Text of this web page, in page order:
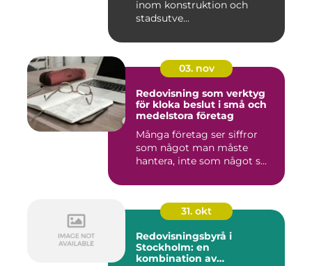
inom konstruktion och
stadsutve...
03. nov
Redovisning som verktyg
för kloka beslut i små och
medelstora företag
Många företag ser siffror
som något man måste
hantera, inte som något s...
31. okt
Redovisningsbyrå i
Stockholm: en
kombination av